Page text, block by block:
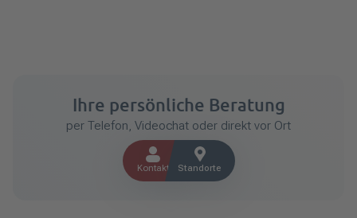
Ihre persönliche Beratung
per Telefon, Videochat oder direkt vor Ort
Kontakt Standorte